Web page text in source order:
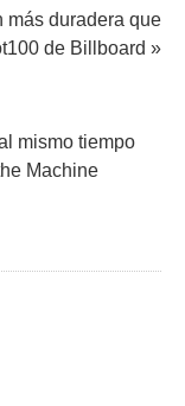
más duradera que
de Billboard »
mismo tiempo
Machine